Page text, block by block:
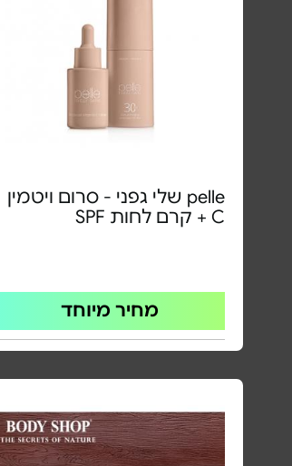
pelle שלי גפני - סרום ויטמין
C + קרם לחות SPF
מחיר מיוחד